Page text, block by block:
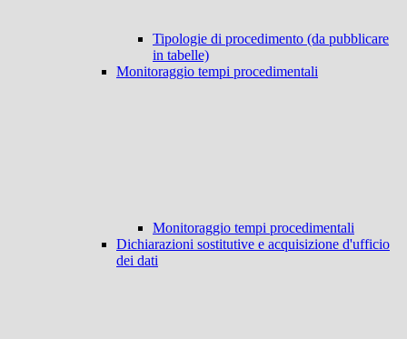
Tipologie di procedimento (da pubblicare
in tabelle)
Monitoraggio tempi procedimentali
Monitoraggio tempi procedimentali
Dichiarazioni sostitutive e acquisizione d'ufficio
dei dati